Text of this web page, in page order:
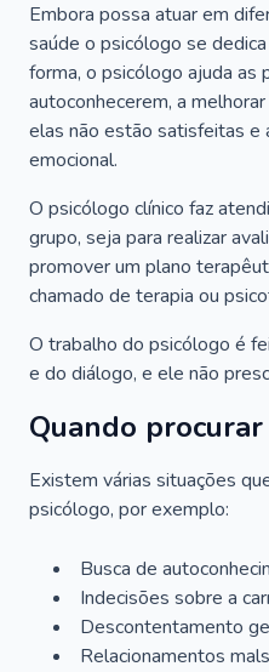
Embora possa atuar em
saúde o psicólogo se
forma, o psicólogo ajuda as
autoconhecerem, a
elas não estão satisfeitas
emocional.
O psicólogo clínico faz
grupo, seja para realizar
promover um plano
chamado de terapia ou
O trabalho do psicólogo é
e do diálogo, e ele não
Quando
Existem várias situações
psicólogo, por exemplo:
Busca de
Indecisões sobre a
Descontentamento
Relacionamentos